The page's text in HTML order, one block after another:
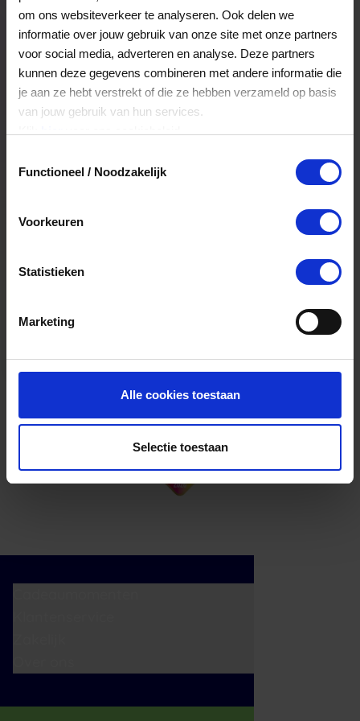
om ons websiteverkeer te analyseren. Ook delen we
informatie over jouw gebruik van onze site met onze partners
voor social media, adverteren en analyse. Deze partners
kunnen deze gegevens combineren met andere informatie die
je aan ze hebt verstrekt of die ze hebben verzameld op basis
van jouw gebruik van hun services.
Functioneel / Noodzakelijk
Voorkeuren
Statistieken
Marketing
Alle cookies toestaan
Selectie toestaan
Veelgestelde Vragen
Kan ik het saldo in delen besteden?
Ja, je mag het saldo van je VVV
cadeaukaart in delen uitgeven.
Hoelang blijft mijn saldo geldig?
Het volledige saldo op de VVV cadeaukaart
is minimaal drie jaar geldig.
Ja, je mag het saldo van je VVV
cadeaukaart in delen uitgeven.